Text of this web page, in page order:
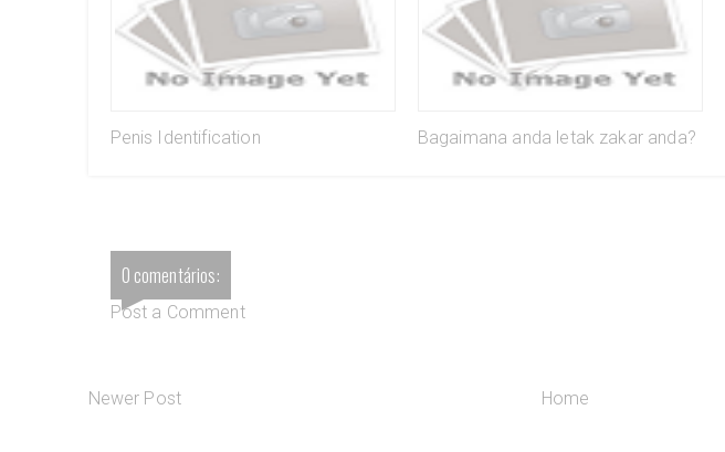
Penis Identification Bagaimana anda letak zakar anda?
0 comentários:
Post a Comment
Newer Post Home